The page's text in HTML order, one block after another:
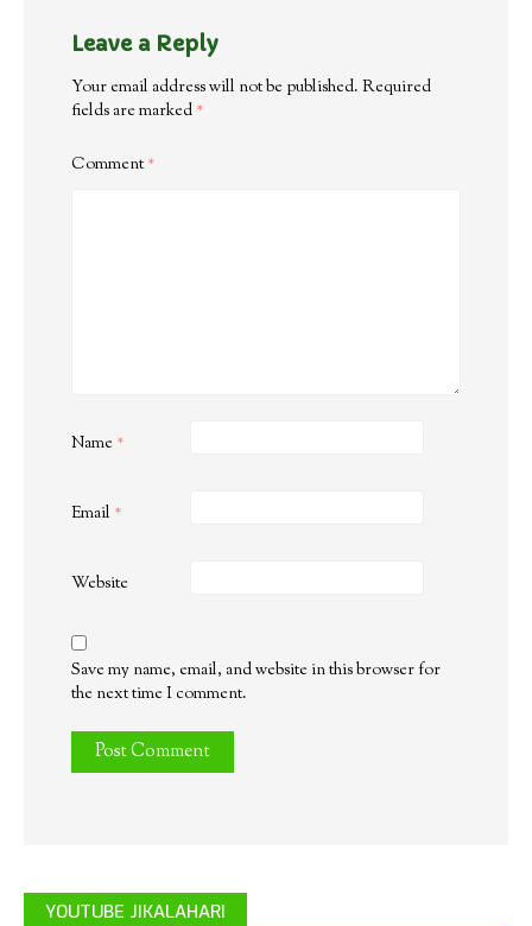
Leave a Reply
Your email address will not be published. Required
fields are marked *
Comment*
Name *
Email *
Website
Save my name, email, and website in this browser for
the next time I comment.
YOUTUBE JIKALAHARI